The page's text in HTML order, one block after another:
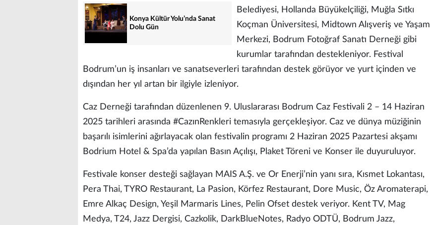
Konya Kültür Yolu’nda Sanat
Dolu Gün
Belediyesi, Hollanda Büyükelçiliği, Muğla Sıtkı
Koçman Üniversitesi, Midtown Alışveriş ve Yaşam
Merkezi, Bodrum Fotoğraf Sanatı Derneği gibi
kurumlar tarafından destekleniyor. Festival
Bodrum’un iş insanları ve sanatseverleri tarafından destek görüyor ve yurt içinden ve
dışından her yıl artan bir ilgiyle izleniyor.
Caz Derneği tarafından düzenlenen 9. Uluslararası Bodrum Caz Festivali 2 – 14 Haziran
2025 tarihleri arasında #CazınRenkleri temasıyla gerçekleşiyor. Caz ve dünya müziğinin
başarılı isimlerini ağırlayacak olan festivalin programı 2 Haziran 2025 Pazartesi akşamı
Bodrium Hotel & Spa’da yapılan Basın Açılışı, Plaket Töreni ve Konser ile duyuruluyor.
Festivale konser desteği sağlayan MAIS A.Ş. ve Or Enerji’nin yanı sıra, Kısmet Lokantası,
Pera Thai, TYRO Restaurant, La Pasion, Körfez Restaurant, Dore Music, Öz Aromaterapi,
Emre Alkaç Design, Yeşil Marmaris Lines, Pelin Ofset destek veriyor. Kent TV, Mag
Medya, T24, Jazz Dergisi, Cazkolik, DarkBlueNotes, Radyo ODTÜ, Bodrum Jazz,